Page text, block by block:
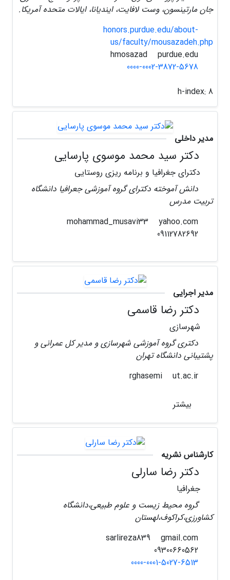
جان مارتینسون، وست لافایت، ایندیانا، ایالات متحده آمریکا.
honors.purdue.edu/about-
us/faculty/mousazadeh.php
purdue.edu
0000-0002-3872-5678
h-index: 8
مدیر داخلی
دکتر سید محمد موسوی پارسایی
دکترای جغرافیا و برنامه ریزی روستایی
دانش آموخته دکترای گروه آموزشی جعرافیا دانشگاه
تربیت مدرس
yahoo.com
مدیر اجرایی
دکتر رضا قاسمی
شهرسازی
دکتری گروه آموزشی شهرسازی و مدیر کل عمرانی و
پشتیبانی دانشگاه تهران
ut.ac.ir
بیشتر
کارشناس نشریه
دکتر رضا سارلی
جغرافیا
گروه محیط زیست و علوم طبیعی،دانشگاه
کشاورزی،کراکوف،لهستان
gmail.com
0000-0001-5027-6513